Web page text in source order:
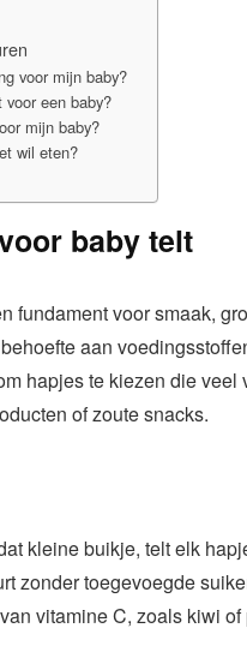
voor mijn baby?
voor een baby?
mijn baby?
wil eten?
baby telt
fundament voor smaak,
aan
hapjes te kiezen die
of zoute snacks.
kleine buikje, telt elk
zonder toegevoegde
vitamine C, zoals kiwi